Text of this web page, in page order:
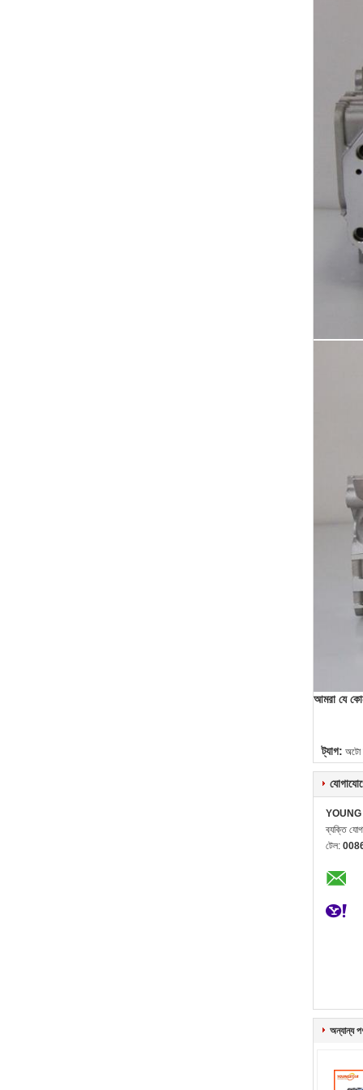
আমরা যে
ট্যাগ: অটো
ব্যক্তি
টেল:
অন্যান্য